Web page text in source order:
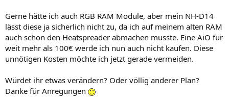
Gerne hätte ich auch RGB RAM Module, aber mein NH-D14
lässt diese ja sicherlich nicht zu, da ich auf meinem alten RAM
auch schon den Heatspreader abmachen musste. Eine AiO für
weit mehr als 100€ werde ich nun auch nicht kaufen. Diese
unnötigen Kosten möchte ich jetzt gerade vermeiden.
Würdet ihr etwas verändern? Oder völlig anderer Plan?
Danke für Anregungen